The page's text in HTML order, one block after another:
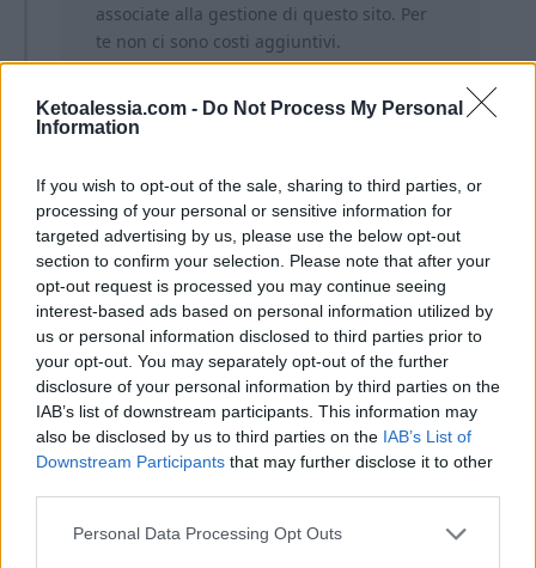
Ketoalessia.com - Do Not Process My Personal
Information
If you wish to opt-out of the sale, sharing to third parties, or
processing of your personal or sensitive information for
targeted advertising by us, please use the below opt-out
section to confirm your selection. Please note that after your
opt-out request is processed you may continue seeing
interest-based ads based on personal information utilized by
us or personal information disclosed to third parties prior to
your opt-out. You may separately opt-out of the further
disclosure of your personal information by third parties on the
IAB’s list of downstream participants. This information may
also be disclosed by us to third parties on the IAB’s List of
Downstream Participants that may further disclose it to other
Personal Data Processing Opt Outs
associate alla gestione di questo sito. Per
te non ci sono costi aggiuntivi.
Ti lascio alla ricetta completa!